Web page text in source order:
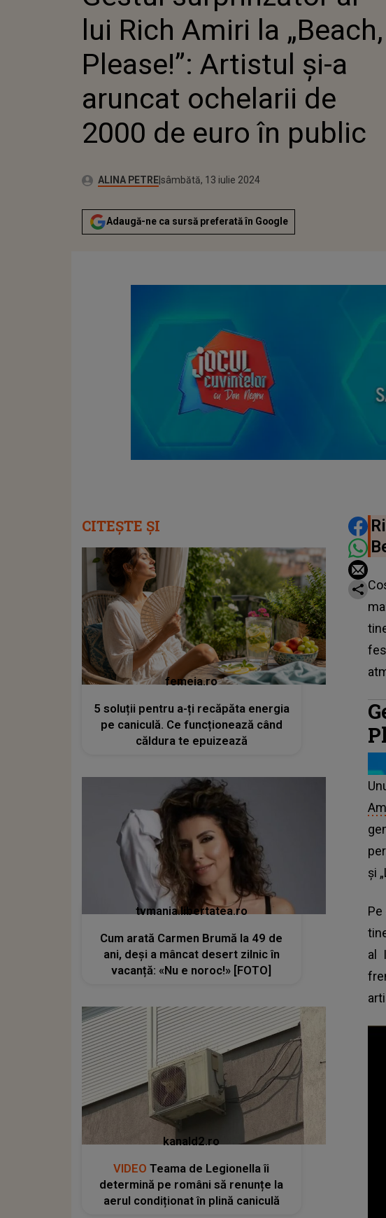
PLEASE!”: ARTISTUL ȘI-
A ARUNCAT OCHELARII
DE 2000 DE EURO ÎN
PUBLIC
lui Rich Amiri la „Beach,
Please!”: Artistul și-a
aruncat ochelarii de
2000 de euro în public
Autor:ALINA PETREPublicat:
sâmbătă, 13 iulie 2024
Adaugă-ne ca sursă preferată în Google
și
al
CITEȘTE ȘI
femeia.ro
5 soluții pentru a-ți recăpăta energia
pe caniculă. Ce funcționează când
căldura te epuizează
tvmania.libertatea.ro
Cum arată Carmen Brumă la 49 de
ani, deși a mâncat desert zilnic în
vacanță: «Nu e noroc!» [FOTO]
kanald2.ro
VIDEO Teama de Legionella îi
determină pe români să renunțe la
aerul condiționat în plină caniculă